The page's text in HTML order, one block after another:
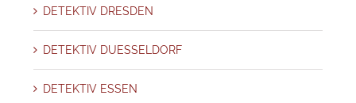
DETEKTIV DRESDEN
DETEKTIV DUESSELDORF
DETEKTIV ESSEN